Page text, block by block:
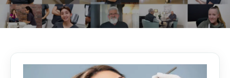
Unser Blog